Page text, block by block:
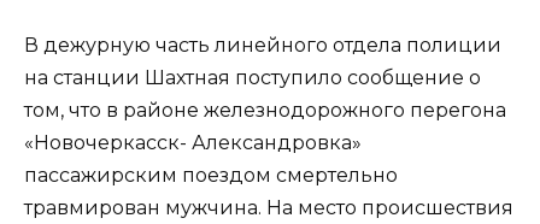
В дежурную часть линейного отдела полиции
на станции Шахтная поступило сообщение о
том, что в районе железнодорожного перегона
«Новочеркасск- Александровка»
пассажирским поездом смертельно
травмирован мужчина. На место происшествия